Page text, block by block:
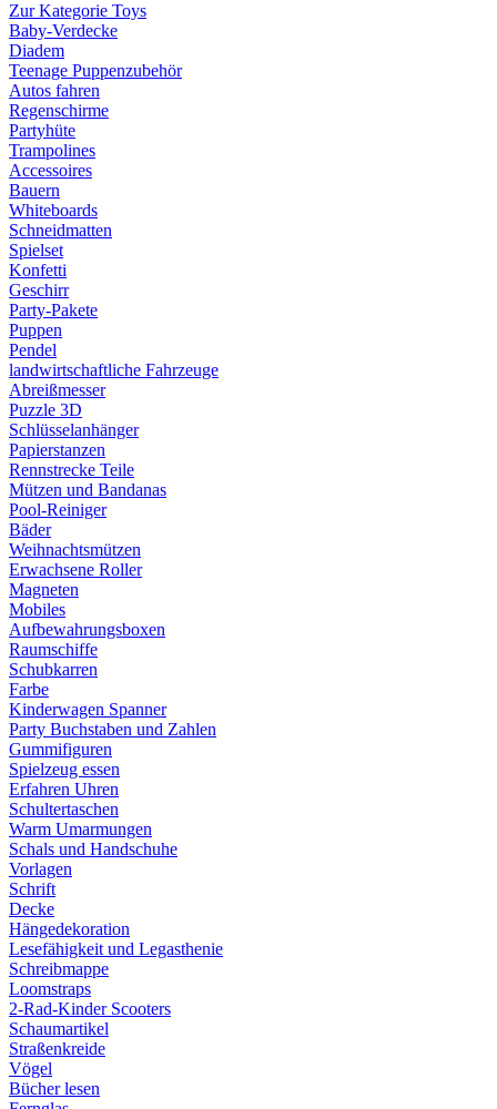
Zur Kategorie Toys
Baby-Verdecke
Diadem
Teenage Puppenzubehör
Autos fahren
Regenschirme
Partyhüte
Trampolines
Accessoires
Bauern
Whiteboards
Schneidmatten
Spielset
Konfetti
Geschirr
Party-Pakete
Puppen
Pendel
landwirtschaftliche Fahrzeuge
Abreißmesser
Puzzle 3D
Schlüsselanhänger
Papierstanzen
Rennstrecke Teile
Mützen und Bandanas
Pool-Reiniger
Bäder
Weihnachtsmützen
Erwachsene Roller
Magneten
Mobiles
Aufbewahrungsboxen
Raumschiffe
Schubkarren
Farbe
Kinderwagen Spanner
Party Buchstaben und Zahlen
Gummifiguren
Spielzeug essen
Erfahren Uhren
Schultertaschen
Warm Umarmungen
Schals und Handschuhe
Vorlagen
Schrift
Decke
Hängedekoration
Lesefähigkeit und Legasthenie
Schreibmappe
Loomstraps
2-Rad-Kinder Scooters
Schaumartikel
Straßenkreide
Vögel
Bücher lesen